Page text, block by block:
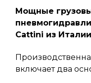
Мощные
Cattini из Италии
включает два